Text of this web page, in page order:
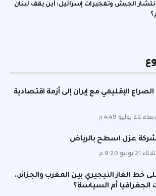
الجيش وتفجيرات إسرائيل: أين يقف لبنان
الإقليمي مع إيران إلى أزمة اقتصادية
22 يوليو 4:49 م
شركة عزل اسطح بالرياض
21 يوليو 9:20 م
خط الغاز النيجيري بين المغرب والجزائر..
أم السياسة؟